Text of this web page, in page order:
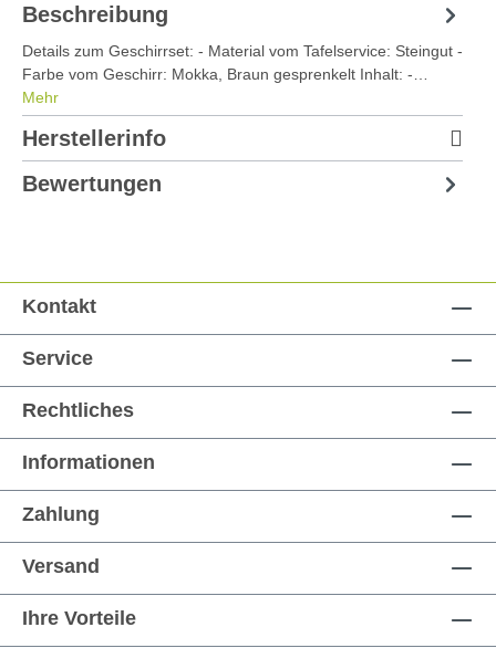
Beschreibung
Details zum Geschirrset: - Material vom Tafelservice: Steingut -
Farbe vom Geschirr: Mokka, Braun gesprenkelt Inhalt: -…
Mehr
Herstellerinfo
Bewertungen
Kontakt
Service
Rechtliches
Informationen
Zahlung
Versand
Ihre Vorteile